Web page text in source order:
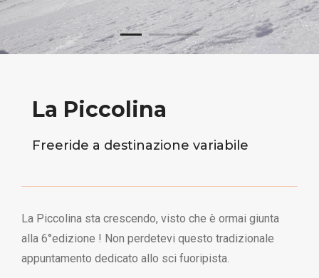
La Piccolina
Freeride a destinazione variabile
La Piccolina sta crescendo, visto che è ormai giunta
alla 6°edizione ! Non perdetevi questo tradizionale
appuntamento dedicato allo sci fuoripista.